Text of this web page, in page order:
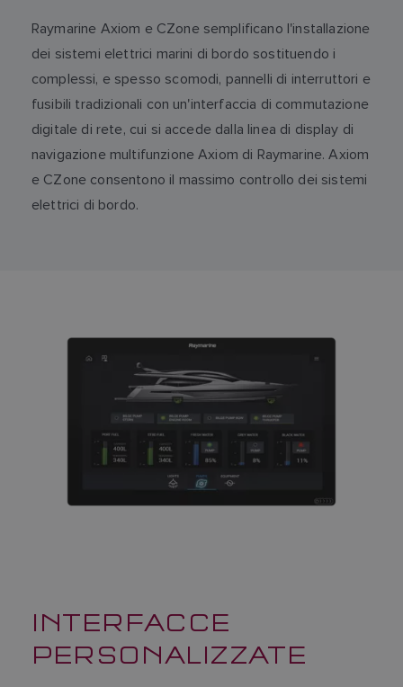
Raymarine Axiom e CZone semplificano l'installazione
dei sistemi elettrici marini di bordo sostituendo i
complessi, e spesso scomodi, pannelli di interruttori e
fusibili tradizionali con un'interfaccia di commutazione
digitale di rete, cui si accede dalla linea di display di
navigazione multifunzione Axiom di Raymarine. Axiom
e CZone consentono il massimo controllo dei sistemi
elettrici di bordo.
INTERFACCE
PERSONALIZZATE